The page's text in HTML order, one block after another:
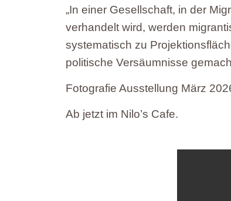
„In einer Gesellschaft, in der
verhandelt wird, werden
systematisch zu
politische Versäumnisse
Fotografie Ausstellung März
Ab jetzt im Nilo’s Cafe.